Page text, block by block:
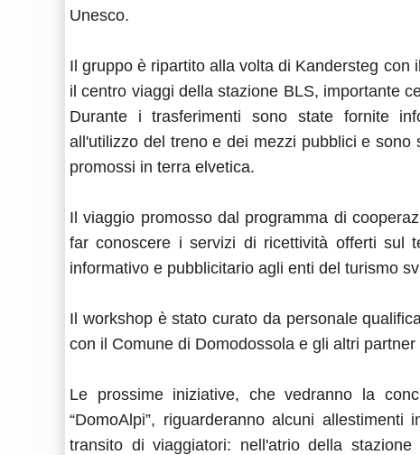
Unesco.
Il gruppo è ripartito alla volta di Kandersteg con
il centro viaggi della stazione BLS, importante
Durante i trasferimenti sono state fornite
all'utilizzo del treno e dei mezzi pubblici e
promossi in terra elvetica.
Il viaggio promosso dal programma di
far conoscere i servizi di ricettività offerti sul
informativo e pubblicitario agli enti del turismo
Il workshop è stato curato da personale
con il Comune di Domodossola e gli altri
Le prossime iniziative, che vedranno la
“DomoAlpi”, riguarderanno alcuni
transito di viaggiatori: nell'atrio della